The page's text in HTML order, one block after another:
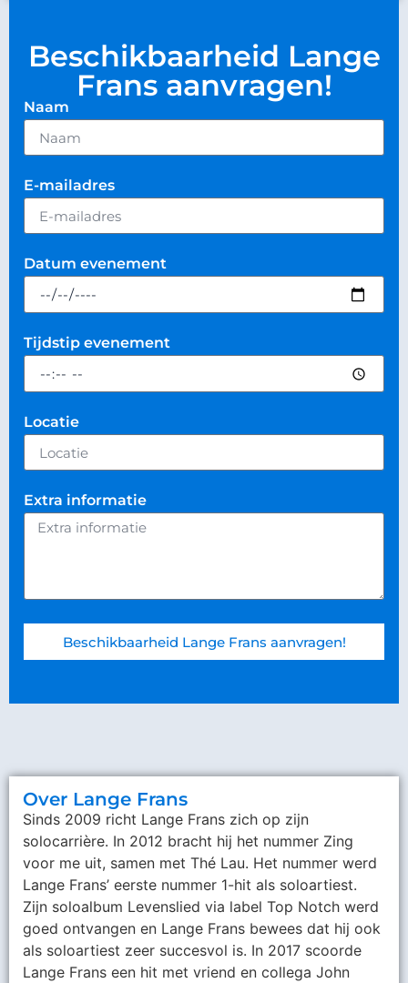
Beschikbaarheid Lange
Frans aanvragen!
Naam
E-mailadres
Datum evenement
Tijdstip evenement
Locatie
Extra informatie
Beschikbaarheid Lange Frans aanvragen!
Over Lange Frans
Sinds 2009 richt Lange Frans zich op zijn
solocarrière. In 2012 bracht hij het nummer Zing
voor me uit, samen met Thé Lau. Het nummer werd
Lange Frans’ eerste nummer 1-hit als soloartiest.
Zijn soloalbum Levenslied via label Top Notch werd
goed ontvangen en Lange Frans bewees dat hij ook
als soloartiest zeer succesvol is. In 2017 scoorde
Lange Frans een hit met vriend en collega John